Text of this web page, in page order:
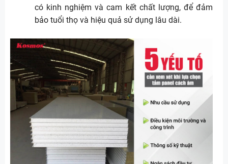
có kinh nghiệm và cam kết chất lượng, để đảm
bảo tuổi thọ và hiệu quả sử dụng lâu dài.